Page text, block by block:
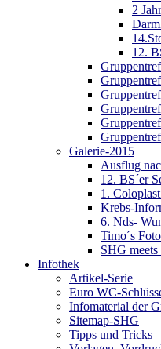
2
12.
Galerie-2015
Ausflug
12. BS´er
1.
Krebs-
6. Nds-
Timo´s
SHG meets
Infothek
Artikel-Serie
Euro WC-
Infomaterial der
Sitemap-SHG
Tipps und Tricks